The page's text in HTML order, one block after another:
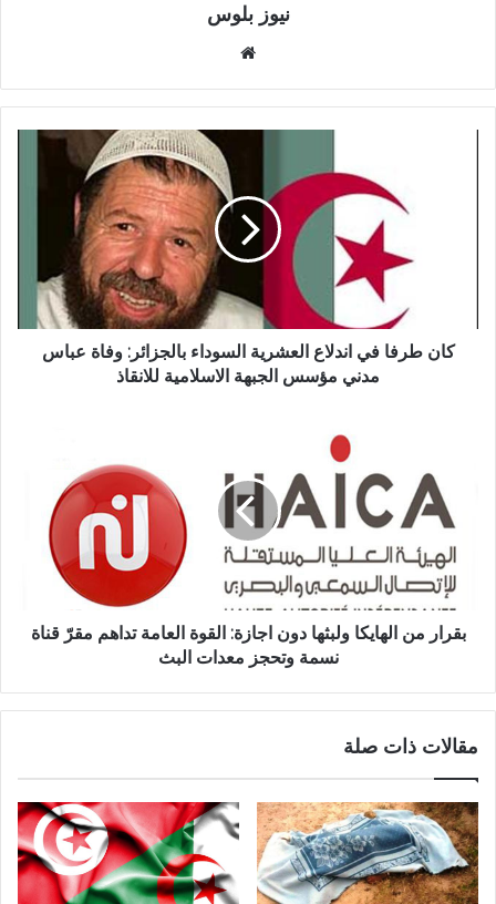
نيوز بلوس
كان طرفا في اندلاع العشرية السوداء بالجزائر: وفاة عباس
مدني مؤسس الجبهة الاسلامية للانقاذ
بقرار من الهايكا ولبثها دون اجازة: القوة العامة تداهم مقرّ قناة
نسمة وتحجز معدات البث
مقالات ذات صلة